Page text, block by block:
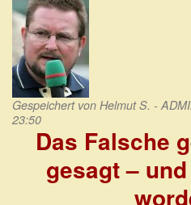
Gespeichert von Helmut S. -
23:50
Das Falsche
gesagt –